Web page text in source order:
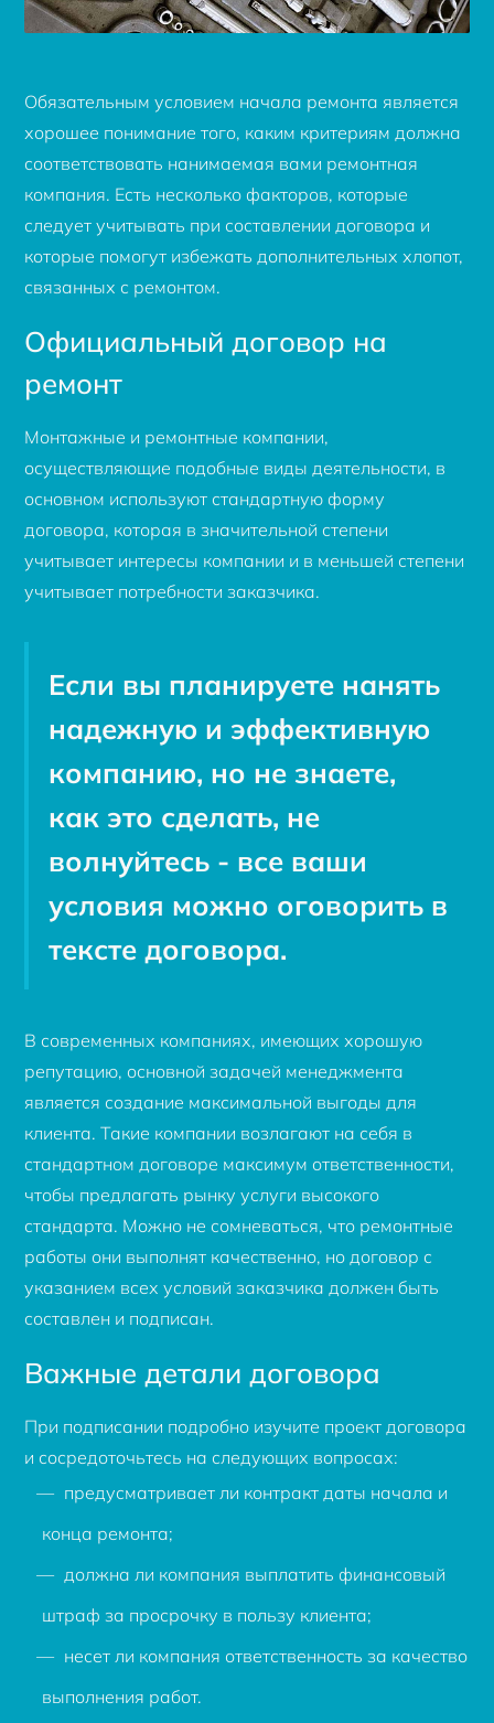
Обязательным условием начала ремонта является
хорошее понимание того, каким критериям должна
соответствовать нанимаемая вами ремонтная
компания. Есть несколько факторов, которые
следует учитывать при составлении договора и
которые помогут избежать дополнительных хлопот,
связанных с ремонтом.
Официальный договор на
ремонт
Монтажные и ремонтные компании,
осуществляющие подобные виды деятельности, в
основном используют стандартную форму
договора, которая в значительной степени
учитывает интересы компании и в меньшей степени
учитывает потребности заказчика.
Если вы планируете нанять
надежную и эффективную
компанию, но не знаете,
как это сделать, не
волнуйтесь - все ваши
условия можно оговорить в
тексте договора.
В современных компаниях, имеющих хорошую
репутацию, основной задачей менеджмента
является создание максимальной выгоды для
клиента. Такие компании возлагают на себя в
стандартном договоре максимум ответственности,
чтобы предлагать рынку услуги высокого
стандарта. Можно не сомневаться, что ремонтные
работы они выполнят качественно, но договор с
указанием всех условий заказчика должен быть
составлен и подписан.
Важные детали договора
При подписании подробно изучите проект договора
и сосредоточьтесь на следующих вопросах:
предусматривает ли контракт даты начала и
конца ремонта;
должна ли компания выплатить финансовый
штраф за просрочку в пользу клиента;
несет ли компания ответственность за качество
выполнения работ.